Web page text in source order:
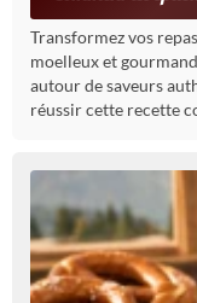
Transformez vos
moelleux et
autour de saveurs
réussir cette recette